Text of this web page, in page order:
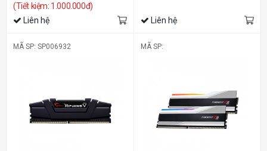
(Tiết kiệm: 1.000.000đ)
Liên hệ Liên hệ
MÃ SP: SP006932 MÃ SP: